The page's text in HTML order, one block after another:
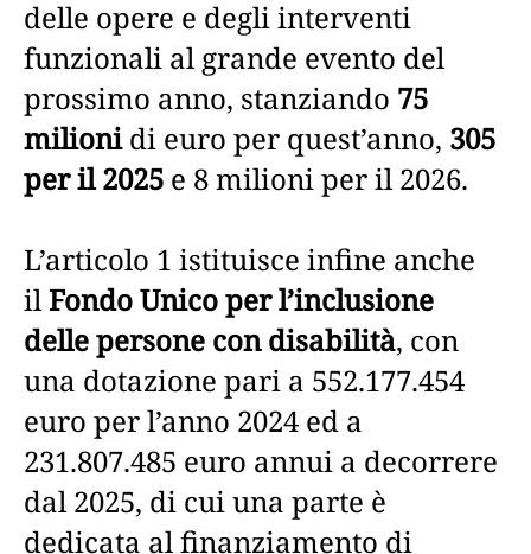
delle opere e degli interventi
funzionali al grande evento del
prossimo anno, stanziando 75
milionidi euro per quest’anno, 305
per il 2025 e 8 milioni per il 2026.
L’articolo 1 istituisce infine anche
ilFondo Unico per l’inclusione
delle persone con disabilità, con
una dotazione pari a 552.177.454
euro per l’anno 2024 ed a
231.807.485 euro annui a decorrere
dal 2025, di cui una parte è
dedicata al finanziamento di